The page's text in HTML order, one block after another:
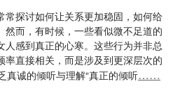
常探讨如何让关系更加稳固，如何给
然而，有时候，一些看似微不足道的
人感到真正的心寒。这些行为并非总
率直接相关，而是涉及到更深层次的
真诚的倾听与理解“真正的倾听……